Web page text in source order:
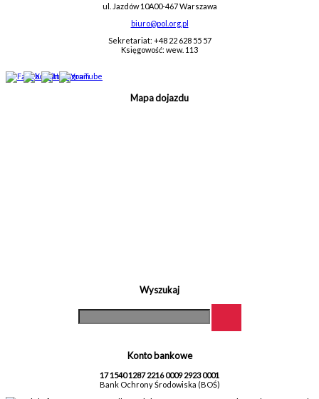
ul. Jazdów 10A00-467 Warszawa
biuro@pol.org.pl
Sekretariat: +48 22 628 55 57
Księgowość: wew. 113
Mapa dojazdu
Wyszukaj
Konto bankowe
17 1540 1287 2216 0009 2923 0001
Bank Ochrony Środowiska (BOŚ)